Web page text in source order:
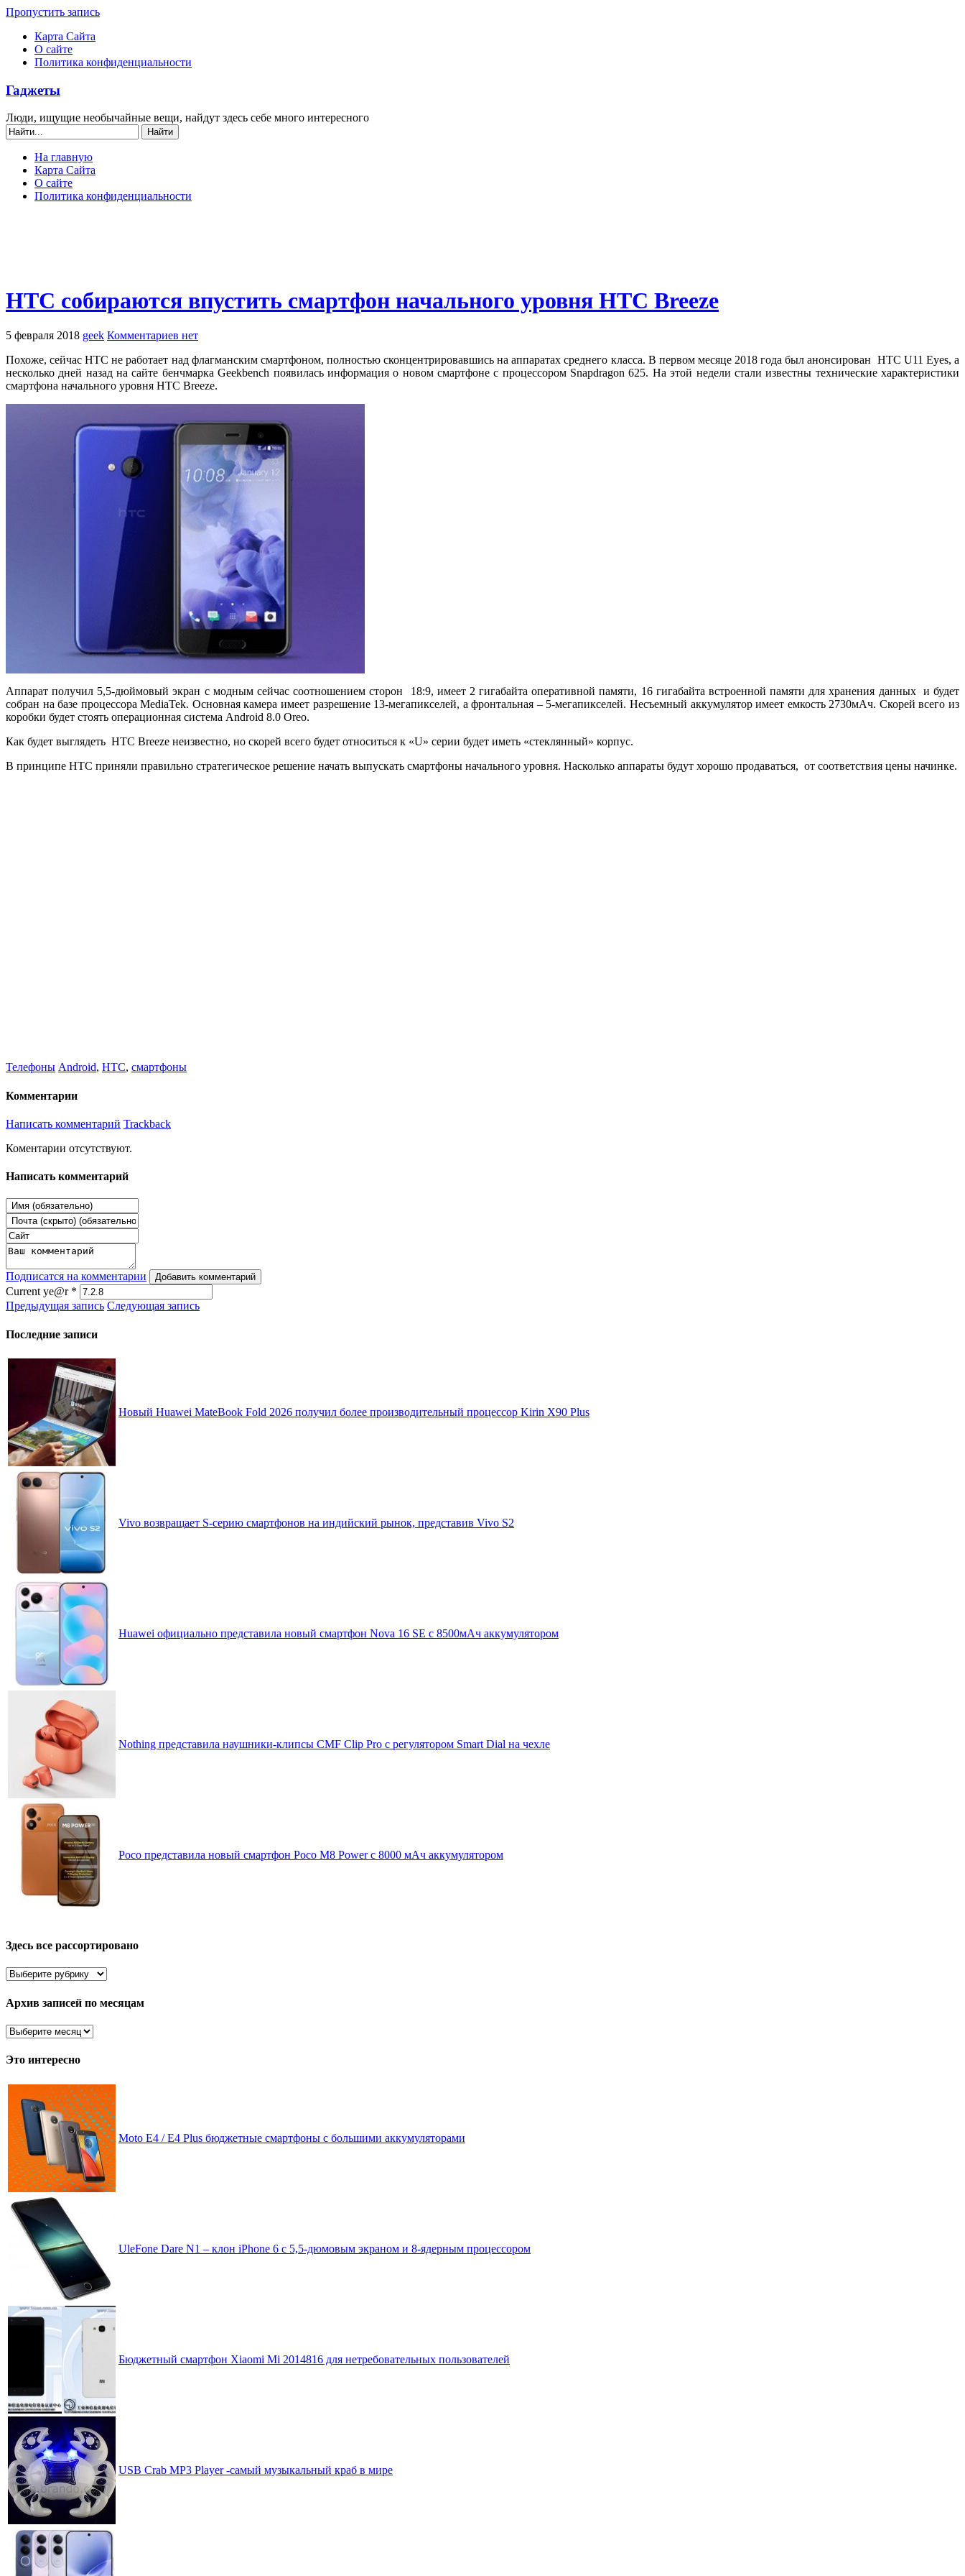
Пропустить запись
Карта Сайта
О сайте
Политика конфиденциальности
Гаджеты
Люди, ищущие необычайные вещи, найдут здесь себе много интересного
На главную
Карта Сайта
О сайте
Политика конфиденциальности
HTC собираются впустить смартфон начального уровня HTC Breeze
5 февраля 2018 geek Комментариев нет
Похоже, сейчас HTC не работает над флагманским смартфоном, полностью сконцентрировавшись на аппаратах среднего класса. В первом месяце 2018 года был анонсирован HTC U11 Eyes, а
несколько дней назад на сайте бенчмарка Geekbench появилась информация о новом смартфоне с процессором Snapdragon 625. На этой недели стали известны технические характеристики
смартфона начального уровня HTC Breeze.
Аппарат получил 5,5-дюймовый экран с модным сейчас соотношением сторон 18:9, имеет 2 гигабайта оперативной памяти, 16 гигабайта встроенной памяти для хранения данных и будет
собран на базе процессора MediaTek. Основная камера имеет разрешение 13-мегапикселей, а фронтальная – 5-мегапикселей. Несъемный аккумулятор имеет емкость 2730мАч. Скорей всего из
коробки будет стоять операционная система Android 8.0 Oreo.
Как будет выглядеть HTC Breeze неизвестно, но скорей всего будет относиться к «U» серии будет иметь «стеклянный» корпус.
В принципе HTC приняли правильно стратегическое решение начать выпускать смартфоны начального уровня. Насколько аппараты будут хорошо продаваться, от соответствия цены начинке.
Телефоны Android, HTC, смартфоны
Комментарии
Написать комментарий Trackback
Коментарии отсутствуют.
Написать комментарий
Подписатся на комментарии Добавить комментарий
Current ye@r *
Предыдущая запись Следующая запись
Последние записи
Новый Huawei MateBook Fold 2026 получил более производительный процессор Kirin X90 Plus
Vivo возвращает S-серию смартфонов на индийский рынок, представив Vivo S2
Huawei официально представила новый смартфон Nova 16 SE с 8500мАч аккумулятором
Nothing представила наушники-клипсы CMF Clip Pro с регулятором Smart Dial на чехле
Poco представила новый смартфон Poco M8 Power с 8000 мАч аккумулятором
Здесь все рассортировано
Здесь
рассортировано
Архив записей по месяцам
Архив
по
Это интересно
Moto E4 / E4 Plus бюджетные смартфоны с большими аккумуляторами
UleFone Dare N1 – клон iPhone 6 с 5,5-дюмовым экраном и 8-ядерным процессором
Бюджетный смартфон Xiaomi Mi 2014816 для нетребовательных пользователей
USB Crab MP3 Player -самый музыкальный краб в мире